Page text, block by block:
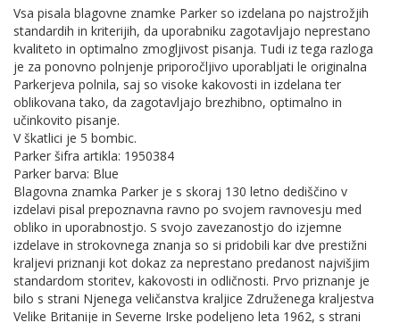
Vsa pisala blagovne znamke Parker so izdelana po najstrožjih
standardih in kriterijih, da uporabniku zagotavljajo neprestano
kvaliteto in optimalno zmogljivost pisanja. Tudi iz tega razloga
je za ponovno polnjenje priporočljivo uporabljati le originalna
Parkerjeva polnila, saj so visoke kakovosti in izdelana ter
oblikovana tako, da zagotavljajo brezhibno, optimalno in
učinkovito pisanje.
V škatlici je 5 bombic.
Parker šifra artikla: 1950384
Parker barva: Blue
Blagovna znamka Parker je s skoraj 130 letno dediščino v
izdelavi pisal prepoznavna ravno po svojem ravnovesju med
obliko in uporabnostjo. S svojo zavezanostjo do izjemne
izdelave in strokovnega znanja so si pridobili kar dve prestižni
kraljevi priznanji kot dokaz za neprestano predanost najvišjim
standardom storitev, kakovosti in odličnosti. Prvo priznanje je
bilo s strani Njenega veličanstva kraljice Združenega kraljestva
Velike Britanije in Severne Irske podeljeno leta 1962, s strani